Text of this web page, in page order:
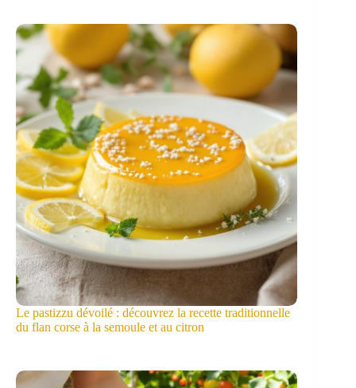
Le pastizzu dévoilé : découvrez la recette traditionnelle
du flan corse à la semoule et au citron